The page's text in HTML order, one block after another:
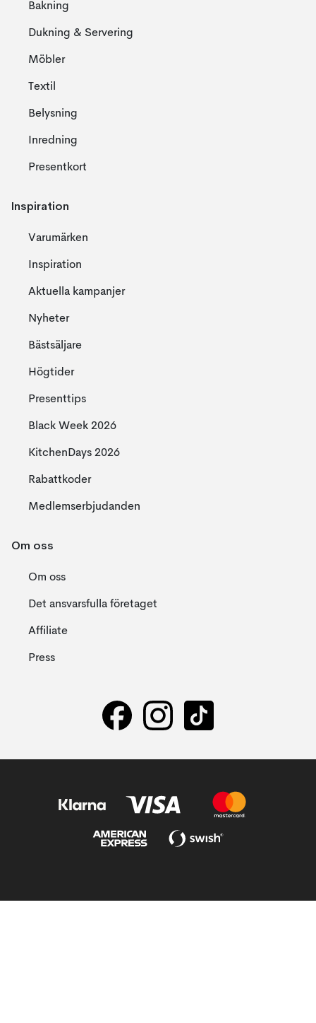
Bakning
Dukning & Servering
Möbler
Textil
Belysning
Inredning
Presentkort
Inspiration
Varumärken
Inspiration
Aktuella kampanjer
Nyheter
Bästsäljare
Högtider
Presenttips
Black Week 2026
KitchenDays 2026
Rabattkoder
Medlemserbjudanden
Om oss
Om oss
Det ansvarsfulla företaget
Affiliate
Press